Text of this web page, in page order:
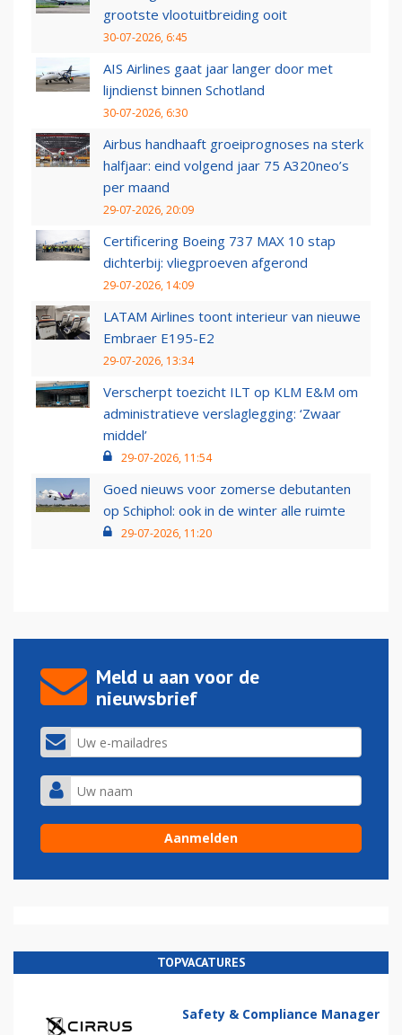
grootste vlootuitbreiding ooit
30-07-2026, 6:45
AIS Airlines gaat jaar langer door met
lijndienst binnen Schotland
30-07-2026, 6:30
Airbus handhaaft groeiprognoses na sterk
halfjaar: eind volgend jaar 75 A320neo’s
per maand
29-07-2026, 20:09
Certificering Boeing 737 MAX 10 stap
dichterbij: vliegproeven afgerond
29-07-2026, 14:09
LATAM Airlines toont interieur van nieuwe
Embraer E195-E2
29-07-2026, 13:34
Verscherpt toezicht ILT op KLM E&M om
administratieve verslaglegging: ‘Zwaar
middel’
29-07-2026, 11:54
Goed nieuws voor zomerse debutanten
op Schiphol: ook in de winter alle ruimte
29-07-2026, 11:20
Meld u aan voor de
nieuwsbrief
TOPVACATURES
Safety & Compliance Manager